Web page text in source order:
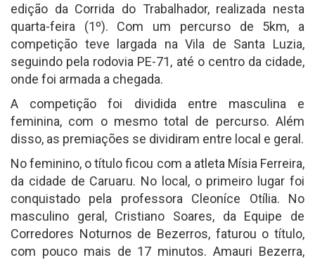
edição da Corrida do Trabalhador, realizada nesta
quarta-feira (1º). Com um percurso de 5km, a
competição teve largada na Vila de Santa Luzia,
seguindo pela rodovia PE-71, até o centro da cidade,
onde foi armada a chegada.
A competição foi dividida entre masculina e
feminina, com o mesmo total de percurso. Além
disso, as premiações se dividiram entre local e geral.
No feminino, o título ficou com a atleta Mísia Ferreira,
da cidade de Caruaru. No local, o primeiro lugar foi
conquistado pela professora Cleoníce Otília. No
masculino geral, Cristiano Soares, da Equipe de
Corredores Noturnos de Bezerros, faturou o título,
com pouco mais de 17 minutos. Amauri Bezerra,